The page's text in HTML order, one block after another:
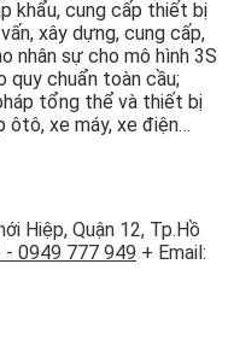
khẩu, cung cấp thiết bị
xây dựng, cung cấp,
nhân sự cho mô hình 3S
quy chuẩn toàn cầu;
tổng thể và thiết bị
ôtô, xe máy, xe điện…
Hiệp, Quận 12, Tp.Hồ
0949 777 949 + Email: